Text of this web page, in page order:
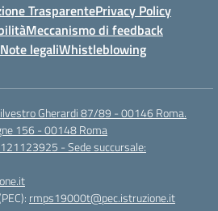
TrasparentePrivacy Policy
Meccanismo di feedback
Note legaliWhistleblowing
Gherardi 87/89 - 00146 Roma.
156 - 00148 Roma
- Sede succursale:
rmps19000t@pec.istruzione.it